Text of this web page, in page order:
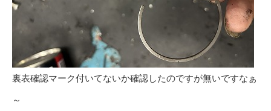
裏表確認マーク付いてないか確認したのですが無いですなぁ
～